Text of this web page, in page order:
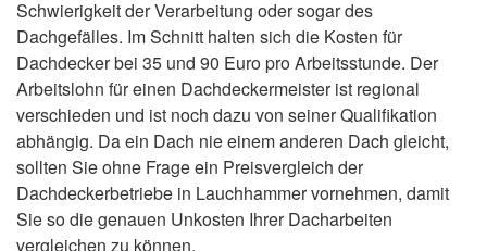
Schwierigkeit der Verarbeitung oder sogar des
Dachgefälles. Im Schnitt halten sich die Kosten für
Dachdecker bei 35 und 90 Euro pro Arbeitsstunde. Der
Arbeitslohn für einen Dachdeckermeister ist regional
verschieden und ist noch dazu von seiner Qualifikation
abhängig. Da ein Dach nie einem anderen Dach gleicht,
sollten Sie ohne Frage ein Preisvergleich der
Dachdeckerbetriebe in Lauchhammer vornehmen, damit
Sie so die genauen Unkosten Ihrer Dacharbeiten
vergleichen zu können.